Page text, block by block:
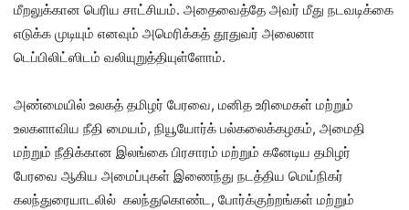
மீறலுக்கான பெரிய சாட்சியம். அதைவைத்தே அவர் மீது நடவடிக்கை
எடுக்க முடியும் எனவும் அமெரிக்கத் தூதுவர் அலைனா
டெப்பிலிட்ஸிடம் வலியுறுத்தியுள்ளோம்.
அண்மையில் உலகத் தமிழர் பேரவை, மனித உரிமைகள் மற்றும்
உலகளாவிய நீதி மையம், நியூயோர்க் பல்கலைக்கழகம், அமைதி
மற்றும் நீதிக்கான இலங்கை பிரசாரம் மற்றும் கனேடிய தமிழர்
பேரவை ஆகிய அமைப்புகள் இணைந்து நடத்திய மெய்நிகர்
கலந்துரையாடலில் கலந்துகொண்ட, போர்க்குற்றங்கள் மற்றும்